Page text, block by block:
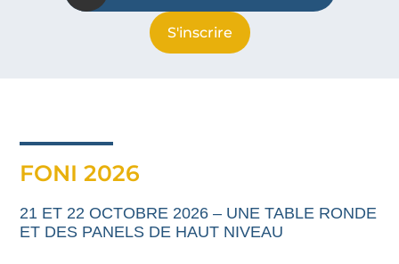
S'inscrire
FONI 2026
21 ET 22 OCTOBRE 2026 – UNE TABLE RONDE
ET DES PANELS DE HAUT NIVEAU